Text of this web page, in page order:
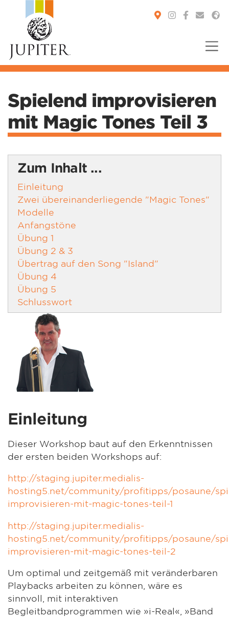
Spielend improvisieren
mit Magic Tones Teil 3
Zum Inhalt ...
Einleitung
Zwei übereinanderliegende "Magic Tones"
Modelle
Anfangstöne
Übung 1
Übung 2 & 3
Übertrag auf den Song "Island"
Übung 4
Übung 5
Schlusswort
Einleitung
Dieser Workshop baut auf den Erkenntnissen
der ersten beiden Workshops auf:
http://staging.jupiter.medialis-
hosting5.net/community/profitipps/posaune/
improvisieren-mit-magic-tones-teil-1
http://staging.jupiter.medialis-
hosting5.net/community/profitipps/posaune/
improvisieren-mit-magic-tones-teil-2
Um optimal und zeitgemäß mit veränderbaren
Playbacks arbeiten zu können, wäre es
sinnvoll, mit interaktiven
Begleitbandprogrammen wie »i-Real«, »Band